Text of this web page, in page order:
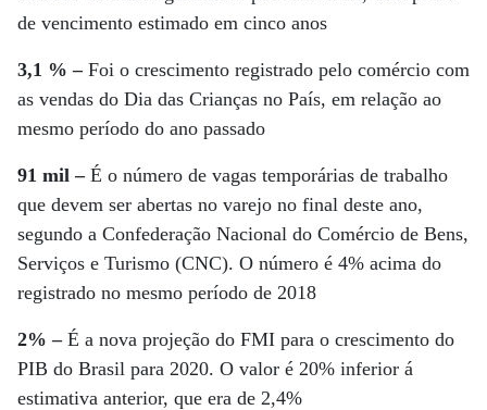
de vencimento estimado em cinco anos
3,1 % –Foi o crescimento registrado pelo comércio com
as vendas do Dia das Crianças no País, em relação ao
mesmo período do ano passado
91 mil –É o número de vagas temporárias de trabalho
que devem ser abertas no varejo no final deste ano,
segundo a Confederação Nacional do Comércio de Bens,
Serviços e Turismo (CNC). O número é 4% acima do
registrado no mesmo período de 2018
2% –É a nova projeção do FMI para o crescimento do
PIB do Brasil para 2020. O valor é 20% inferior á
estimativa anterior, que era de 2,4%